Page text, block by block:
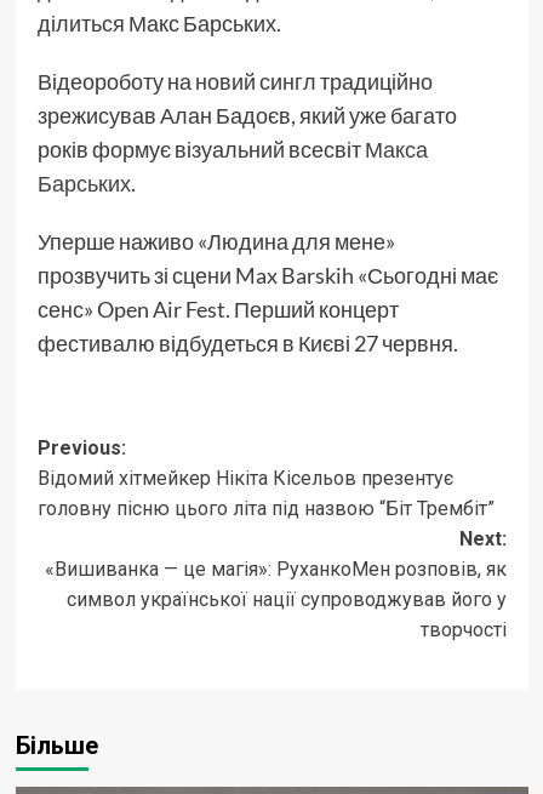
ділиться Макс Барських.
Відеороботу на новий сингл традиційно
зрежисував Алан Бадоєв, який уже багато
років формує візуальний всесвітМакса
Барських.
Уперше наживо «Людина для мене»
прозвучить зі сцени Max Barskih «Сьогодні має
сенс» Open Air Fest. Перший концерт
фестивалю відбудеться в Києві 27 червня.
Post
navigation
Previous:
Відомий хітмейкер Нікіта Кісельов презентує
головну пісню цього літа під назвою “Біт Трембіт”
Next:
«Вишиванка — це магія»: РуханкоМен розповів, як
символ української нації супроводжував його у
творчості
Більше